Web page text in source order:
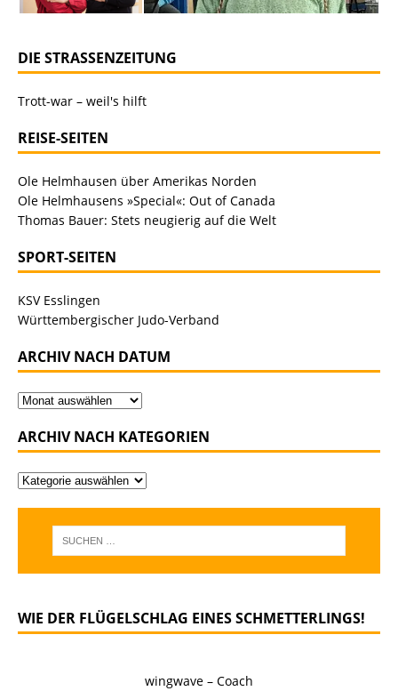
DIE STRASSENZEITUNG
Trott-war – weil's hilft
REISE-SEITEN
Ole Helmhausen über Amerikas Norden
Ole Helmhausens »Special«: Out of Canada
Thomas Bauer: Stets neugierig auf die Welt
SPORT-SEITEN
KSV Esslingen
Württembergischer Judo-Verband
ARCHIV NACH DATUM
ARCHIV NACH KATEGORIEN
WIE DER FLÜGELSCHLAG EINES SCHMETTERLINGS!
wingwave – Coach